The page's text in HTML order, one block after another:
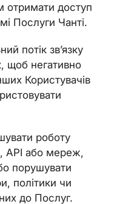
доступ
Послуги Чанті.
потік зв’язку
щоб негативно
Користувачів
роботу
API або мереж,
порушувати
політики чи
до Послуг.